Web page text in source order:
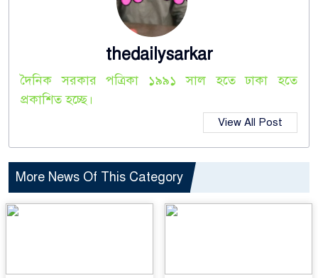
thedailysarkar
দৈনিক সরকার পত্রিকা ১৯৯১ সাল হতে ঢাকা হতে
প্রকাশিত হচ্ছে।
View All Post
More News Of This Category